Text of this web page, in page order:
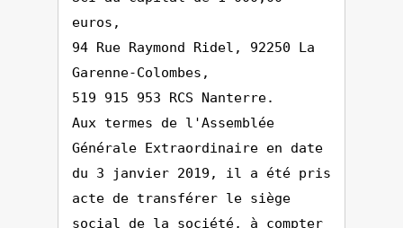
euros,
94 Rue Raymond Ridel, 92250 La
Garenne-Colombes,
519 915 953 RCS Nanterre.
Aux termes de l'Assemblée
Générale Extraordinaire en date
du 3 janvier 2019, il a été pris
acte de transférer le siège
social de la société, à compter